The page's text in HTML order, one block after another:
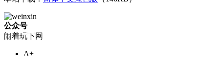
公众号
闹着玩下网
A+